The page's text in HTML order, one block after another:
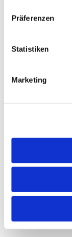
Präferenzen
Statistiken
Marketing
Alert